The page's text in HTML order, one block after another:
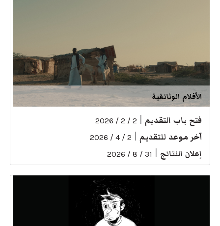
الأفلام الوثائقية
فتح باب التقديم 2 / 2 / 2026
آخر موعد للتقديم 2 / 4 / 2026
إعلان النتائج 31 / 8 / 2026